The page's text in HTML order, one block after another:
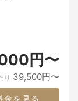
だける旅にな
。
～
上げるため、
す。
円〜
り 39,500円〜
金を見る